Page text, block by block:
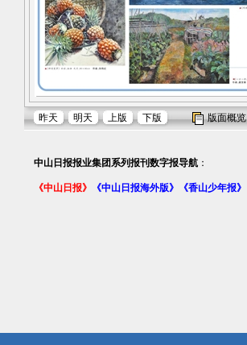
昨天 明天 上版 下版 版面概览
中山日报报业集团系列报刊数字报导航 ：
《中山日报》 《中山日报海外版》 《香山少年报》